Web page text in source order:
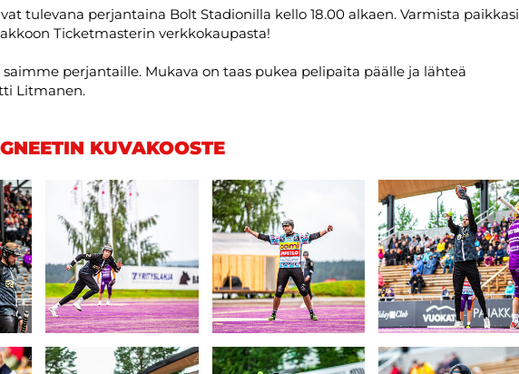
tulevana perjantaina Bolt Stadionilla kello 18.00 alkaen. Varmista paikkasi
Ticketmasterin verkkokaupasta!
perjantaille. Mukava on taas pukea pelipaita päälle ja lähteä
Litmanen.
KUVAKOOSTE